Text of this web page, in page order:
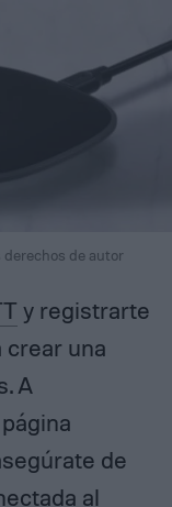
de autor
y registrarte
crear una
A
de
al